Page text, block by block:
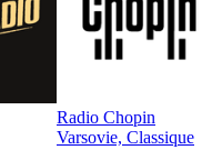
Radio Chopin
Varsovie, Classique